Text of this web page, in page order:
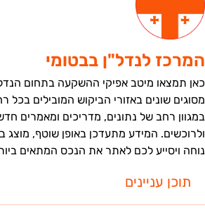
לנדל"ן בבטומי
תמצאו מיטב אפיקי ההשקעה בתחום
שונים באזורי הביקוש המובילים בכל
רחב של נתונים, מדריכים ומאמרים
המידע מתעדכן באופן שוטף, מוצג
ויסייע לכם לאתר את הנכס המתאים
תוכן עניינים